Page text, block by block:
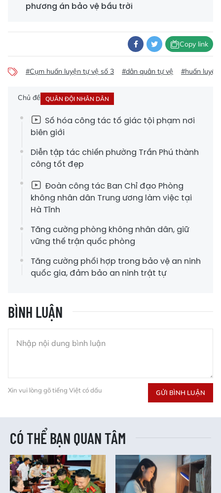
phương án bảo vệ bầu trời
Copy link
#Cụm huấn luyện tự vệ số 3 #dân quân tự vệ #huấn
Chủ đề QUÂN ĐỘI NHÂN DÂN
Số hóa công tác tố giác tội phạm nơi
biên giới
Diễn tập tác chiến phường Trần Phú thành
công tốt đẹp
Đoàn công tác Ban Chỉ đạo Phòng
không nhân dân Trung ương làm việc tại
Hà Tĩnh
Tăng cường phòng không nhân dân, giữ
vững thế trận quốc phòng
Tăng cường phối hợp trong bảo vệ an ninh
quốc gia, đảm bảo an ninh trật tự
BÌNH LUẬN
Xin vui lòng gõ tiếng Việt có dấu GỬI BÌNH LUẬN
CÓ THỂ BẠN QUAN TÂM